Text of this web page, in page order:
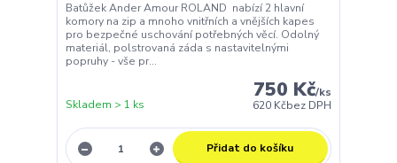
Batůžek Ander Amour ROLAND nabízí 2 hlavní
komory na zip a mnoho vnitřních a vnějších kapes
pro bezpečné uschování potřebných věcí. Odolný
materiál, polstrovaná záda s nastavitelnými
popruhy - vše pr...
750 Kč/ks
620 Kčbez DPH
Skladem > 1 ks
Přidat do košíku